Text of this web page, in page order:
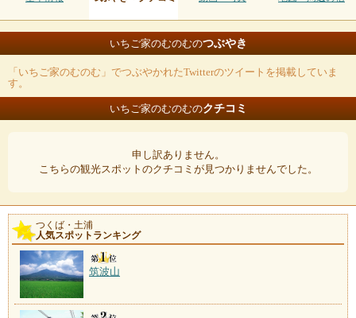
いちご家のむのむのつぶやき
「いちご家のむのむ」でつぶやかれたTwitterのツイートを掲載していま
す。
いちご家のむのむのクチコミ
申し訳ありません。
こちらの観光スポットのクチコミが見つかりませんでした。
つくば・土浦
人気スポットランキング
筑波山